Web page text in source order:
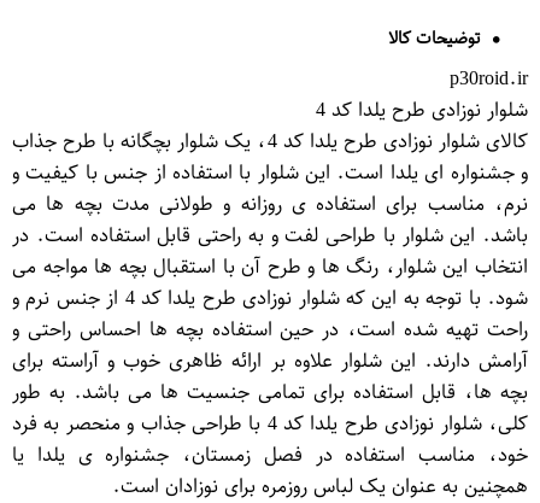
توضیحات کالا
p30roid.ir
شلوار نوزادی طرح یلدا کد 4
کالای شلوار نوزادی طرح یلدا کد 4، یک شلوار بچگانه با طرح جذاب
و جشنواره ای یلدا است. این شلوار با استفاده از جنس با کیفیت و
نرم، مناسب برای استفاده ی روزانه و طولانی مدت بچه ها می
باشد. این شلوار با طراحی لفت و به راحتی قابل استفاده است. در
انتخاب این شلوار، رنگ ها و طرح آن با استقبال بچه ها مواجه می
شود. با توجه به این که شلوار نوزادی طرح یلدا کد 4 از جنس نرم و
راحت تهیه شده است، در حین استفاده بچه ها احساس راحتی و
آرامش دارند. این شلوار علاوه بر ارائه ظاهری خوب و آراسته برای
بچه ها، قابل استفاده برای تمامی جنسیت ها می باشد. به طور
کلی، شلوار نوزادی طرح یلدا کد 4 با طراحی جذاب و منحصر به فرد
خود، مناسب استفاده در فصل زمستان، جشنواره ی یلدا یا
همچنین به عنوان یک لباس روزمره برای نوزادان است.